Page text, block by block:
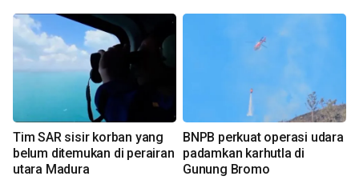
Tim SAR sisir korban yang
belum ditemukan di perairan
utara Madura
BNPB perkuat operasi udara
padamkan karhutla di
Gunung Bromo